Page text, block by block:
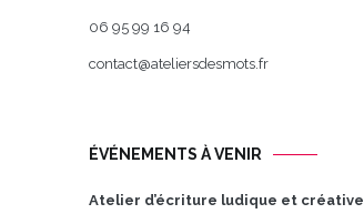
06 95 99 16 94
contact@ateliersdesmots.fr
ÉVÉNEMENTS À VENIR
Atelier d’écriture ludique et créative